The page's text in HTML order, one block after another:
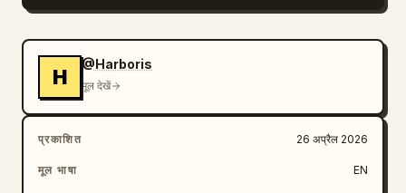
H
@Harboris
मूल देखें
प्रकाशित 26 अप्रैल 2026
मूल भाषा EN